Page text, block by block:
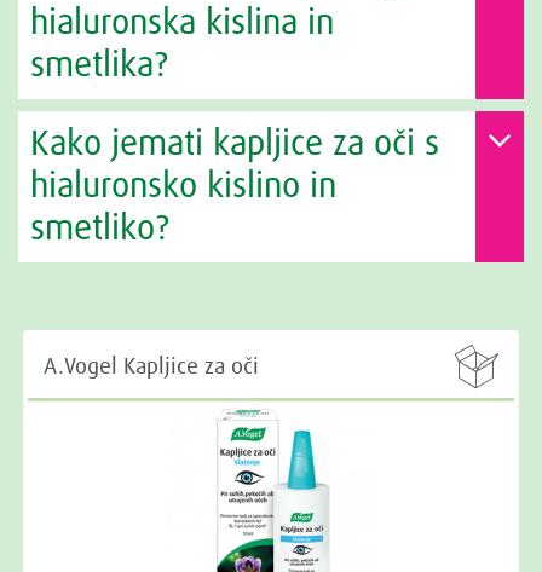
hialuronska kislina in
smetlika?
Kako jemati kapljice za oči s
hialuronsko kislino in
smetliko?

A.Vogel Kapljice za oči